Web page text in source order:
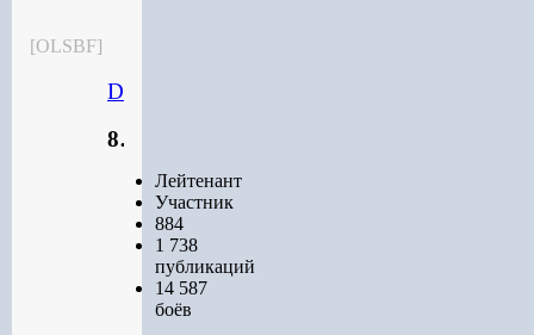
[OLSBF]
884
Лейтенант
Участник
884
1 738
публикаций
14 587
боёв